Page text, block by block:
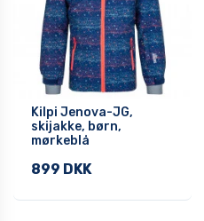
Kilpi Jenova-JG,
skijakke, børn,
mørkeblå
899 DKK